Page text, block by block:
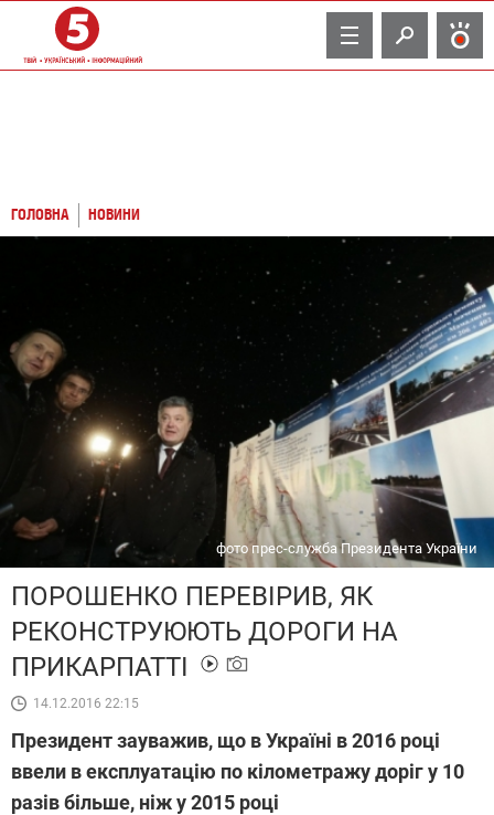
TV
ГОЛОВНА НОВИНИ
фото прес-служба Президента України
ПОРОШЕНКО ПЕРЕВІРИВ, ЯК
РЕКОНСТРУЮЮТЬ ДОРОГИ НА
ПРИКАРПАТТІ
14.12.2016 22:15
Президент зауважив, що в Україні в 2016 році
ввели в експлуатацію по кілометражу доріг у 10
разів більше, ніж у 2015 році